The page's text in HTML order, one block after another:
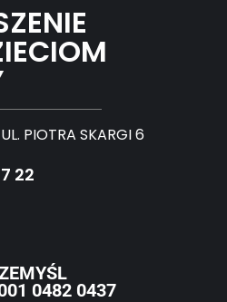
PIOTRA SKARGI 6
22
0482 0437